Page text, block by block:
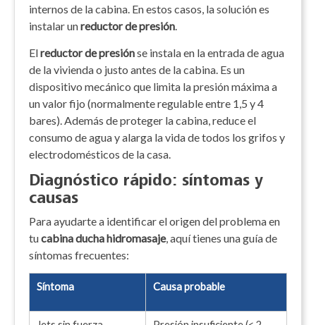
internos de la cabina. En estos casos, la solución es
instalar unreductor de presión.
Elreductor de presiónse instala en la entrada de agua
de la vivienda o justo antes de la cabina. Es un
dispositivo mecánico que limita la presión máxima a
un valor fijo (normalmente regulable entre 1,5 y 4
bares). Además de proteger la cabina, reduce el
consumo de agua y alarga la vida de todos los grifos y
electrodomésticos de la casa.
Diagnóstico rápido: síntomas y
causas
Para ayudarte a identificar el origen del problema en
tucabina ducha hidromasaje, aquí tienes una guía de
síntomas frecuentes:
Síntoma Causa probable